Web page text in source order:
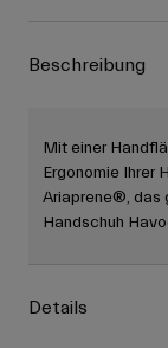
Beschreibung
Mit einer
Ergonomie Ihrer
Ariaprene®, das
Handschuh
Details